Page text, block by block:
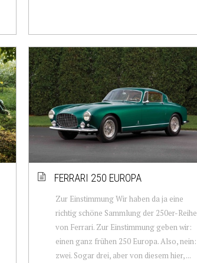
FERRARI 250 EUROPA
Zur Einstimmung Wir haben da ja eine
richtig schöne Sammlung der 250er-Reihe
von Ferrari. Zur Einstimmung geben wir:
einen ganz frühen 250 Europa. Also, nein:
zwei. Sogar drei, aber von diesem hier, ...